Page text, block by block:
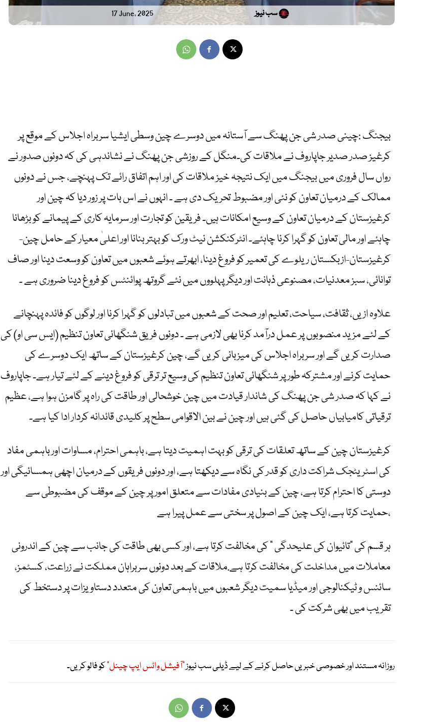
17 June, 2025 سب نیوز
بیجنگ :چینی صدر شی جن پھنگ سے آستانہ میں دوسرے چین وسطی ایشیا سربراہ اجلاس کے موقع پر
کرغیز صدر صدیر جاپاروف نے ملاقات کی۔منگل کے روزشی جن پھنگ نے نشاندہی کی کہ دونوں صدور نے
رواں سال فروری میں بیجنگ میں ایک نتیجہ خیز ملاقات کی اور اہم اتفاق رائے تک پہنچے، جس نے دونوں
ممالک کے درمیان تعاون کو نئی اور مضبوط تحریک دی ہے ۔ انہوں نے اس بات پر زور دیا کہ چین اور
کرغیزستان کے درمیان تعاون کے وسیع امکانات ہیں۔ فریقین کو تجارت اور سرمایہ کاری کے پیمانے کو بڑھانا
چاہئے اور مالی تعاون کو گہرا کرنا چاہئے۔ انٹرکنکشن نیٹ ورک کو بہتر بنانا اور اعلیٰ معیار کے حامل چین-
کرغیزستان-ازبکستان ریلوے کی تعمیر کو فروغ دینا، ابھرتے ہوئے شعبوں میں تعاون کو وسعت دینا اور صاف
توانائی، سبز معدنیات، مصنوعی ذہانت اور دیگر پہلووں میں نئے گروتھ پوائنٹس کو فروغ دینا ضروری ہے ۔
علاوہ ازیں، ثقافت، سیاحت، تعلیم اور صحت کے شعبوں میں تبادلوں کو گہرا کرنا اور لوگوں کو فائدہ پہنچانے
کے لئے مزید منصوبوں پر عمل درآمد کرنا بھی لازمی ہے ۔ دونوں فریق شنگھائی تعاون تنظیم (ایس سی او) کی
صدارت کریں گے اور سربراہ اجلاس کی میزبانی کریں گے، چین کرغیزستان کے ساتھ ایک دوسرے کی
حمایت کرنے اور مشترکہ طور پر شنگھائی تعاون تنظیم کی وسیع تر ترقی کو فروغ دینے کے لئے تیار ہے۔ جاپاروف
نے کہا کہ صدر شی جن پھنگ کی شاندار قیادت میں چین خوشحالی اور طاقت کی راہ پر گامزن ہوا ہے، عظیم
ترقیاتی کامیابیاں حاصل کی گئی ہیں اور چین نے بین الاقوامی سطح پر کلیدی قائدانہ کردار ادا کیا ہے۔
کرغیزستان چین کے ساتھ تعلقات کی ترقی کو بہت اہمیت دیتا ہے، باہمی احترام، مساوات اور باہمی مفاد
کی اسٹریٹجک شراکت داری کو قدر کی نگاہ سے دیکھتا ہے، اور دونوں فریقوں کے درمیان اچھی ہمسائیگی اور
دوستی کا احترام کرتا ہے، چین کے بنیادی مفادات سے متعلق امور پر چین کے موقف کی مضبوطی سے
حمایت کرتا ہے، ایک چین کے اصول پر سختی سے عمل پیرا ہے،
ہر قسم کی “تائیوان کی علیحدگی ” کی مخالفت کرتا ہے، اور کسی بھی طاقت کی جانب سے چین کے اندرونی
معاملات میں مداخلت کی مخالفت کرتا ہے.ملاقات کے بعد دونوں سربراہان مملکت نے زراعت، کسٹمز،
سائنس و ٹیکنالوجی اور میڈیا سمیت دیگر شعبوں میں باہمی تعاون کی متعدد دستاویزات پر دستخط کی
تقریب میں بھی شرکت کی ۔
روزانہ مستند اور خصوصی خبریں حاصل کرنے کے لیے ڈیلی سب نیوز"آفیشل واٹس ایپ چینل"کو فالو کریں۔